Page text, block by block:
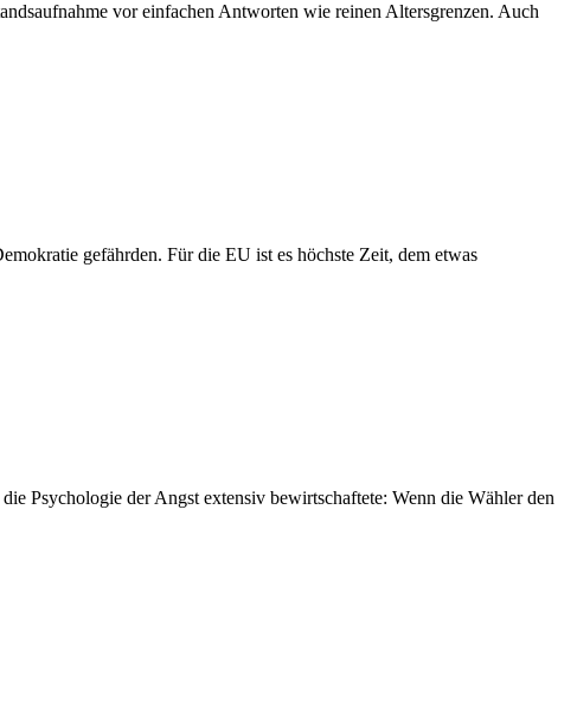
vor einfachen Antworten wie reinen Altersgrenzen. Auch
gefährden. Für die EU ist es höchste Zeit, dem etwas
Psychologie der Angst extensiv bewirtschaftete: Wenn die Wähler den